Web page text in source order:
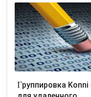
Группировка Konni использует Google Find Hub